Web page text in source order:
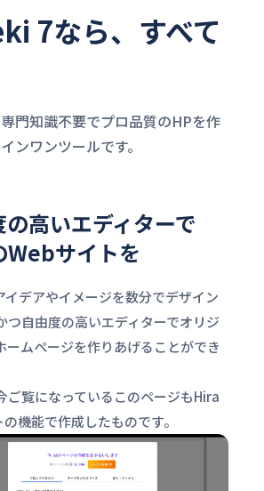
7なら、すべて
門知識不要でプロ品質のHPを作
ンワンツールです。
高いエディターで
Webサイトを
イデアやイメージを数分でデザイン
つ自由度の高いエディターでオリジ
ームページを作りあげることができ
ご覧になっているこのページもHira
機能で作成したものです。